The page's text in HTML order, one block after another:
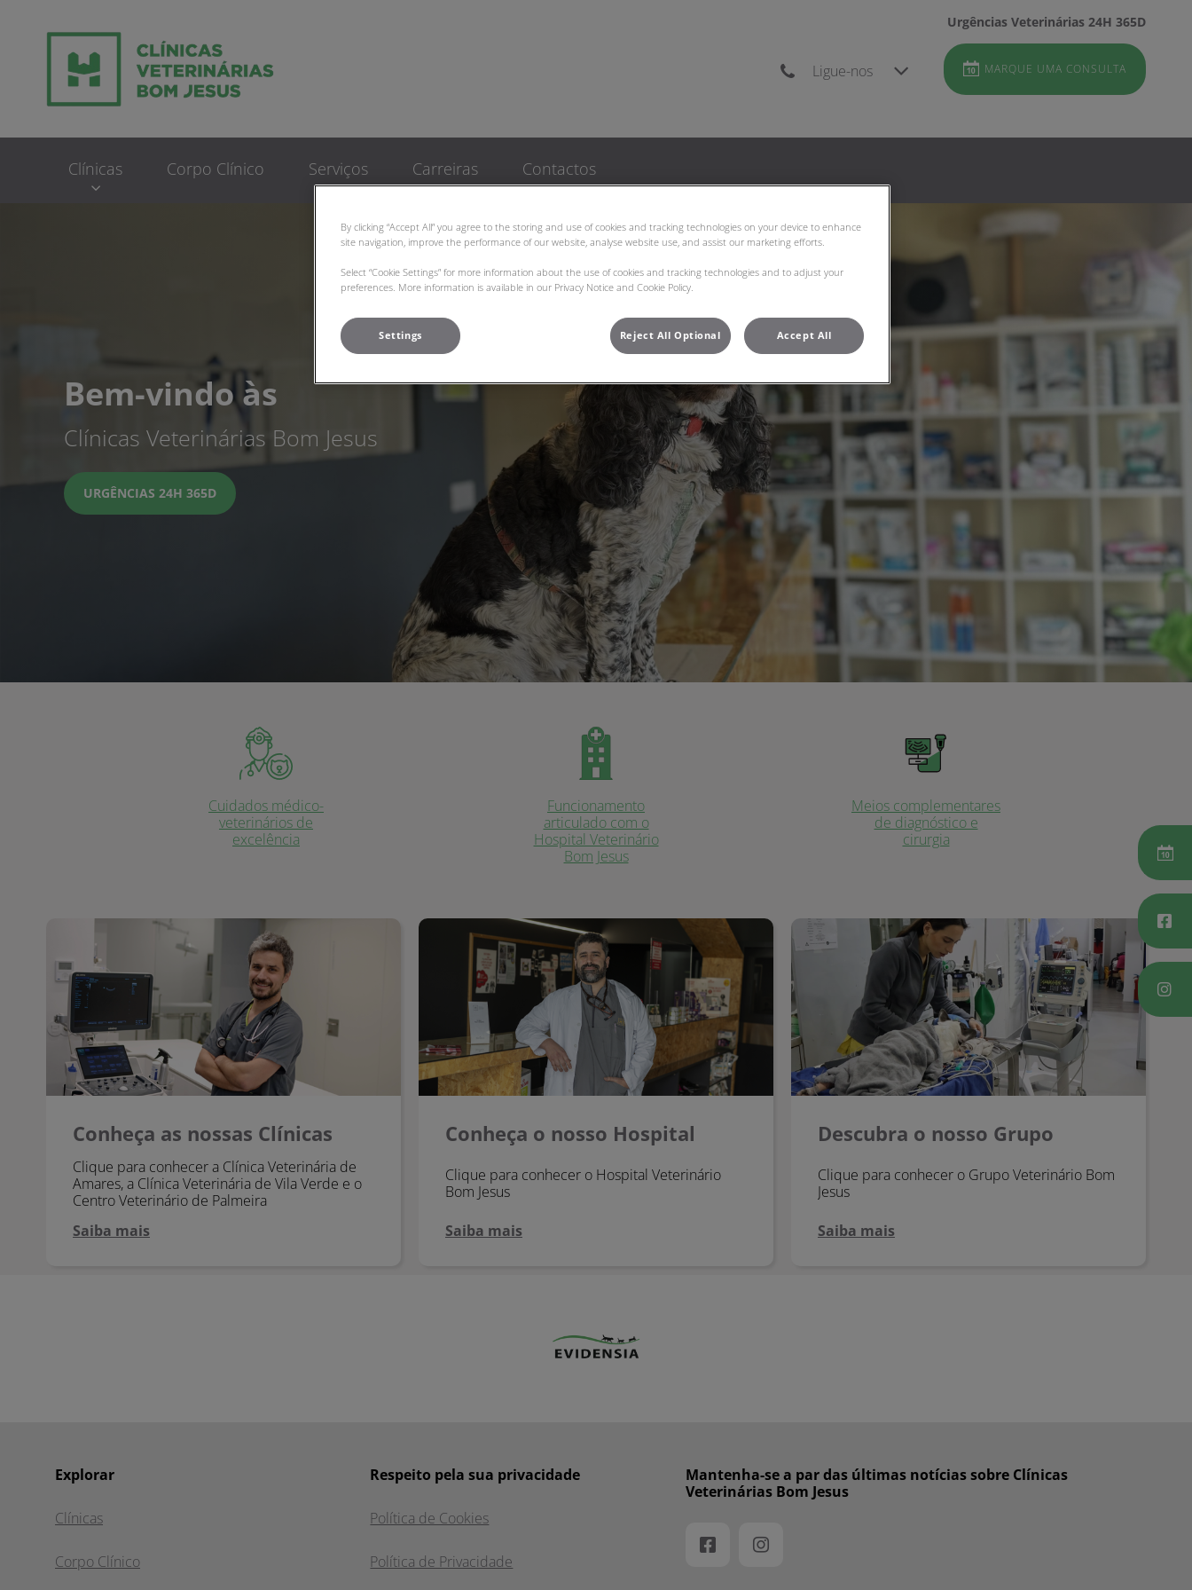
Urgências Veterinárias 24H 365D
Ligue-nos MARQUE UMA CONSULTA
Clínicas Corpo Clínico Serviços Carreiras Contactos
Bem-vindo às
Clínicas Veterinárias Bom Jesus
URGÊNCIAS 24H 365D
Cuidados médico-
veterinários de
excelência
Funcionamento
articulado com o
Hospital Veterinário
Bom Jesus
Meios complementares
de diagnóstico e
cirurgia
Conheça as nossas Clínicas
Conheça as nossas Clínicas
Clique para conhecer a Clínica Veterinária de
Amares, a Clínica Veterinária de Vila Verde e o
Centro Veterinário de Palmeira
Saiba mais
Conheça o nosso Hospital
Conheça o nosso Hospital
Clique para conhecer o Hospital Veterinário
Bom Jesus
Saiba mais
Descubra o nosso Grupo
Descubra o nosso Grupo
Clique para conhecer o Grupo Veterinário Bom
Jesus
Saiba mais
Explorar
Clínicas
Corpo Clínico
Respeito pela sua privacidade
Política de Cookies
Política de Privacidade
Mantenha-se a par das últimas notícias sobre Clínicas
Veterinárias Bom Jesus
By clicking “Accept All” you agree to the storing and use of cookies and tracking technologies on your device to enhance
site navigation, improve the performance of our website, analyse website use, and assist our marketing efforts.
Select “Cookie Settings” for more information about the use of cookies and tracking technologies and to adjust your
preferences. More information is available in our Privacy Notice and Cookie Policy.
Settings Reject All Optional Accept All